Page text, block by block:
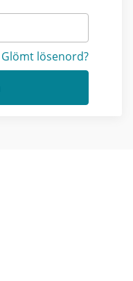
Glömt lösenord?